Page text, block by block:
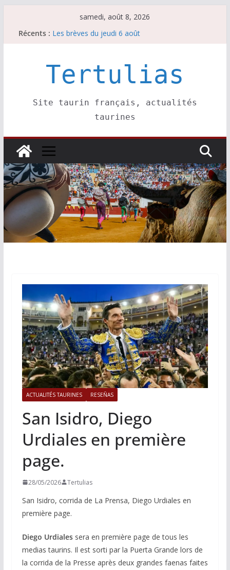
samedi, août 8, 2026
Récents : Les brèves du jeudi 6 août
Escalafón 2026 – matadors de toros-
Escalafón 2026 – novilleros –
Tertulias
Site taurin français, actualités
taurines
ACTUALITÉS TAURINES RESEÑAS
San Isidro, Diego
Urdiales en première
page.
28/05/2026 Tertulias
San Isidro, corrida de La Prensa, Diego Urdiales en
première page.
Diego Urdialessera en première page de tous les
medias taurins. Il est sorti par la Puerta Grande lors de
la corrida de la Presse après deux grandes faenas faites